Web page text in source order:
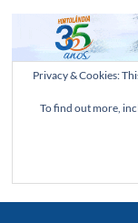
Privacy & Cookies:
To find out more,